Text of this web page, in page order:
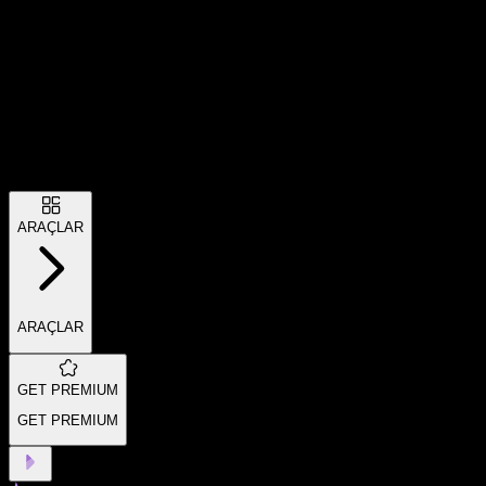
ARAÇLAR
ARAÇLAR
GET PREMIUM
GET PREMIUM